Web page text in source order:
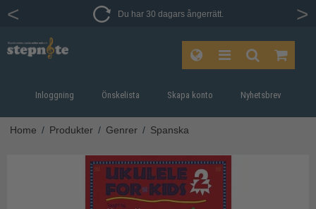
Du har 30 dagars ångerrätt.
Inloggning Önskelista Skapa konto Nyhetsbrev
Home / Produkter / Genrer / Spanska